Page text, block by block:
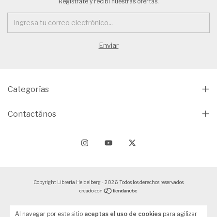
Al navegar por este sitio aceptas el uso de cookies para agilizar
Categorías
Contactános
Copyright Librería Heidelberg - 2026. Todos los derechos reservados.